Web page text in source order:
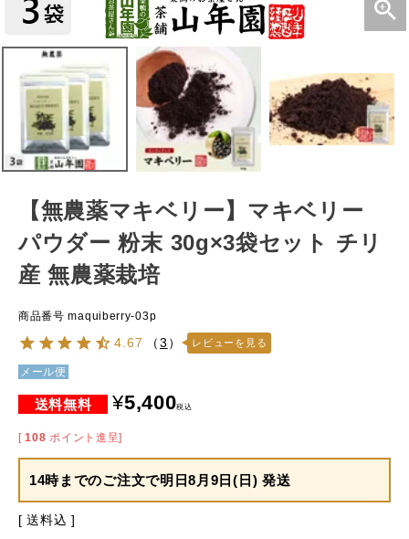
【無農薬マキベリー】マキベリー
パウダー 粉末 30g×3袋セット チリ
産 無農薬栽培
商品番号 maquiberry-03p
4.67 （3 ） レビューを見る
メール便
¥5,400税込
[ 108 ポイント進呈]
14時までのご注文で明日8月9日(日) 発送
送料込